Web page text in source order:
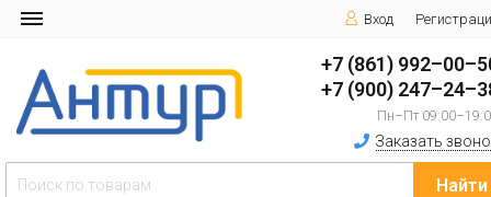
Вход
+7 (861)
+7 (900)
Пн–Пт
Заказать
Найти